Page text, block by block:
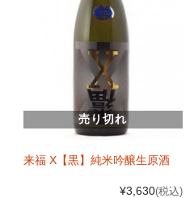
売り切れ
来福 X【黒】純米吟醸生原酒
¥3,630(税込)